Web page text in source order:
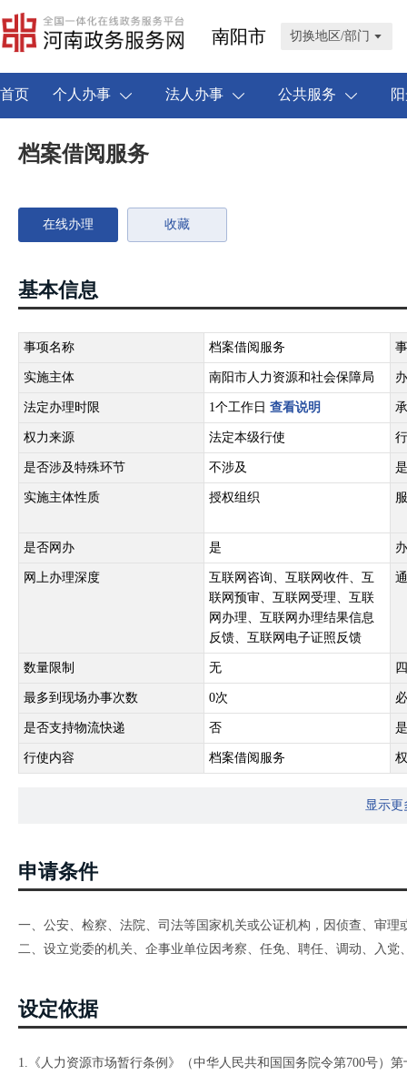
南阳市 切换地区/部门
首页 个人办事 法人办事 公共服务
档案借阅服务
在线办理 收藏
基本信息
事项名称 档案借阅服务
实施主体 南阳市人力资源和社会保障局
法定办理时限 1个工作日 查看说明
权力来源 法定本级行使
是否涉及特殊环节 不涉及
实施主体性质 授权组织
是否网办 是
网上办理深度
互联网咨询、互联网收件、互
联网预审、互联网受理、互联
网办理、互联网办理结果信息
反馈、互联网电子证照反馈
数量限制 无
最多到现场办事次数 0次
是否支持物流快递 否
行使内容 档案借阅服务
显示更
申请条件
一、公安、检察、法院、司法等国家机关或公证机构，因侦查、审理
二、设立党委的机关、企事业单位因考察、任免、聘任、调动、入
设定依据
1.《人力资源市场暂行条例》（中华人民共和国国务院令第700号）